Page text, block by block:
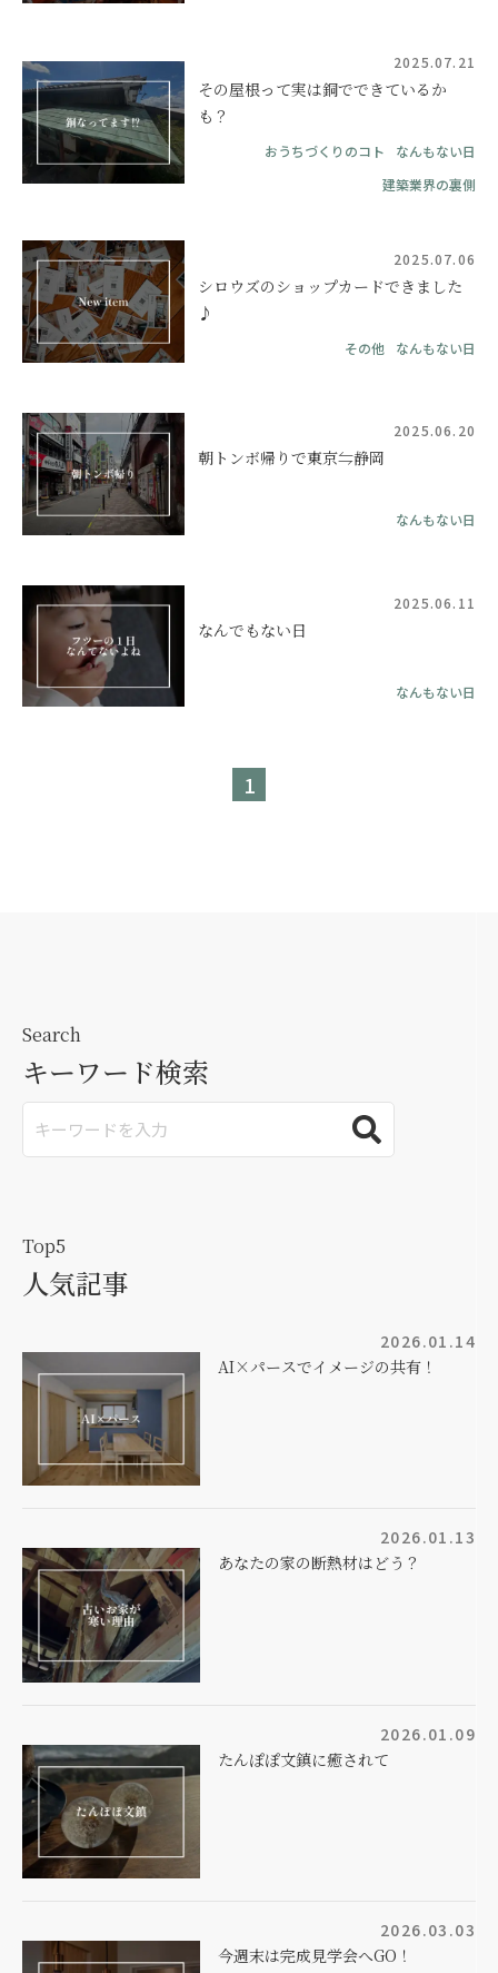
2025.07.21
その屋根って実は銅でできているか
も？
おうちづくりのコト
なんもない日
建築業界の裏側
2025.07.06
シロウズのショップカードできました
♪
その他 なんもない日
2025.06.20
朝トンボ帰りで東京⇋静岡
なんもない日
2025.06.11
なんでもない日
なんもない日
1
Search
キーワード検索
Top5
人気記事
2026.01.14
AI×パースでイメージの共有！
2026.01.13
あなたの家の断熱材はどう？
2026.01.09
たんぽぽ文鎮に癒されて
2026.03.03
今週末は完成見学会へGO！